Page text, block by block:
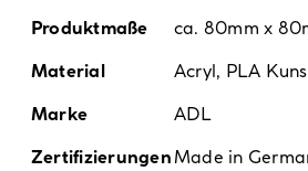
Produktmaße
ca. 80mm x
Material
Acryl, PLA
Marke
ADL
Zertifizierungen Made in